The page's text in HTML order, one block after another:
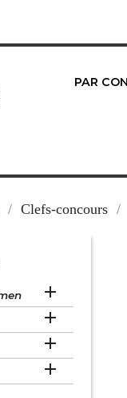
PAR
Clefs-concours



